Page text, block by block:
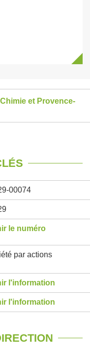
et Provence-
00074
le numéro
par actions
l'information
l'information